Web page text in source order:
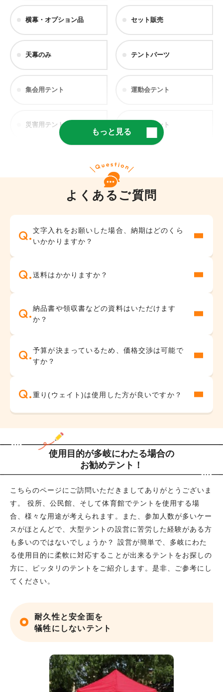
横幕・オプション品 セット販売
天幕のみ テントパーツ
集会用テント 運動会テント
災害用テント 医療用テント
部活・野外
・卒業式
地鎮祭・お祭り
もっと見る
よくあるご質問
文字入れをお願いした場合、納期はどのくら
いかかりますか？
送料はかかりますか？
納品書や領収書などの資料はいただけます
か？
予算が決まっているため、価格交渉は可能で
すか？
重り(ウェイト)は使用した方が良いですか？
使用目的が多岐にわたる場合の
お勧めテント！
こちらのページにご訪問いただきましてありがとうございま
す。 役所、公民館、そして体育館でテントを使用する場
合、様々な用途が考えられます。また、参加人数が多いケー
スがほとんどで、大型テントの設営に苦労した経験がある方
も多いのではないでしょうか？ 設営が簡単で、多岐にわた
る使用目的に柔軟に対応することが出来るテントをお探しの
方に、ピッタリのテントをご紹介します。是非、ご参考にし
てください。
耐久性と安全面を
犠牲にしないテント